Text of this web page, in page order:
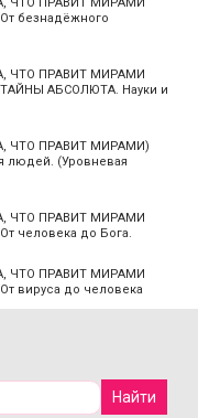
безнадёжного
ЧТО ПРАВИТ МИРАМИ
ТАЙНЫ АБСОЛЮТА. Науки и
ЧТО ПРАВИТ МИРАМИ)
людей. (Уровневая
ЧТО ПРАВИТ МИРАМИ
человека до Бога.
ЧТО ПРАВИТ МИРАМИ
вируса до человека